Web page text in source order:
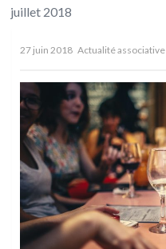
juillet 2018
27 juin 2018 Actualité associative